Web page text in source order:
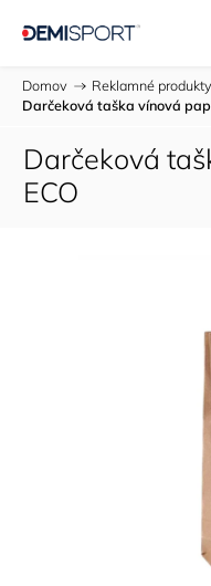
Domov / Reklamné produkty
Darčeková taška vínová
Darčeková
ECO